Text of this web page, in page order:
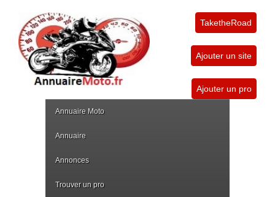
TaketheRoad
Ajouter un site
Ajouter un pro
Annuaire Moto
Annuaire
Annonces
Trouver un pro